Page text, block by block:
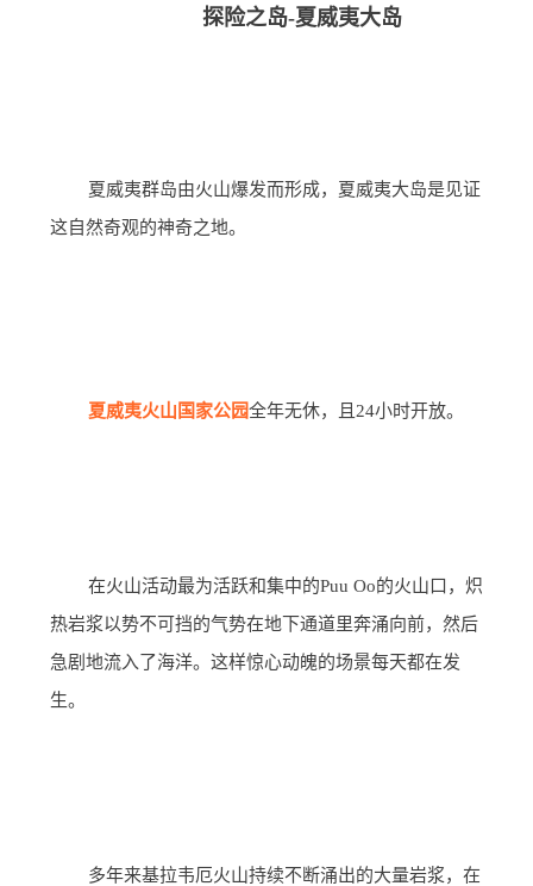
探险之岛-夏威夷大岛
夏威夷群岛由火山爆发而形成，夏威夷大岛是见证
这自然奇观的神奇之地。
夏威夷火山国家公园全年无休，且24小时开放。
在火山活动最为活跃和集中的Puu Oo的火山口，炽
热岩浆以势不可挡的气势在地下通道里奔涌向前，然后
急剧地流入了海洋。这样惊心动魄的场景每天都在发
生。
多年来基拉韦厄火山持续不断涌出的大量岩浆，在